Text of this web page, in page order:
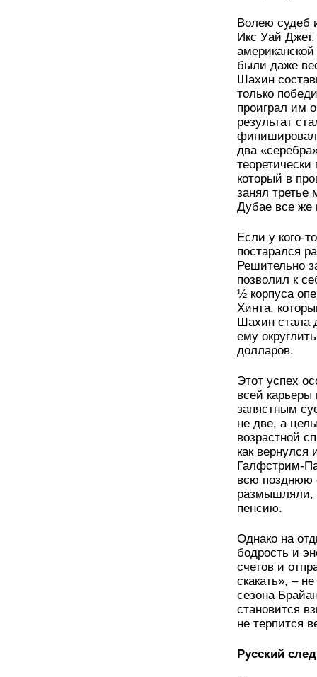
Волею судеб
Икс Уай
были даже
Шахин
только
проиграл им
результат
два
который в
занял третье
Дубае все же
Если у кого-
постарался
Решительно
позволил к
½ корпуса
Хинта,
Шахин стала
ему
долларов.
Этот успех
всей
запястным
не две, а
возрастной
как
Галфстрим-
всю позднюю
размышляли,
пенсию.
Однако на
бодрость и
счетов и
скакать», –
сезона
становится
не терпится
Русский